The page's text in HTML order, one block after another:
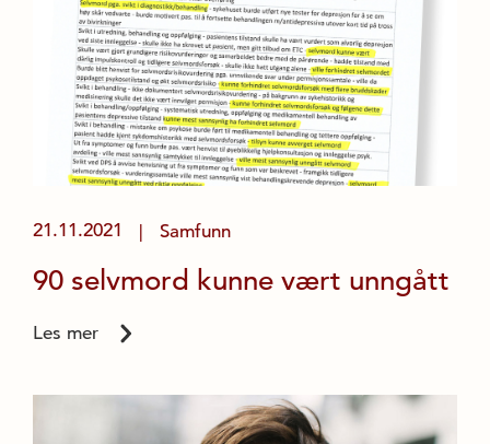
21.11.2021 Samfunn
90 selvmord kunne vært unngått
Les mer